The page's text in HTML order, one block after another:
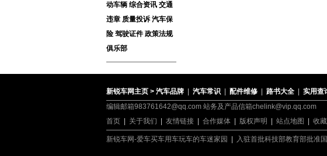
动车辆 综合资讯 交通
违章 质量投诉 汽车保
险 驾驶证件 政策法规
俱乐部
新锐车网主页 > 汽车品牌 汽车常识 配件维修 路书大全 实用查
编辑邮箱983761642@qq.com 站务及产品信箱chelink@vip.qq.com
首页
关于我们 友情链接 合作媒体 版权声明 站点地图 收
新锐车网-爱车买车用车玩车的车迷家园 入驻首批科技部教育部批准